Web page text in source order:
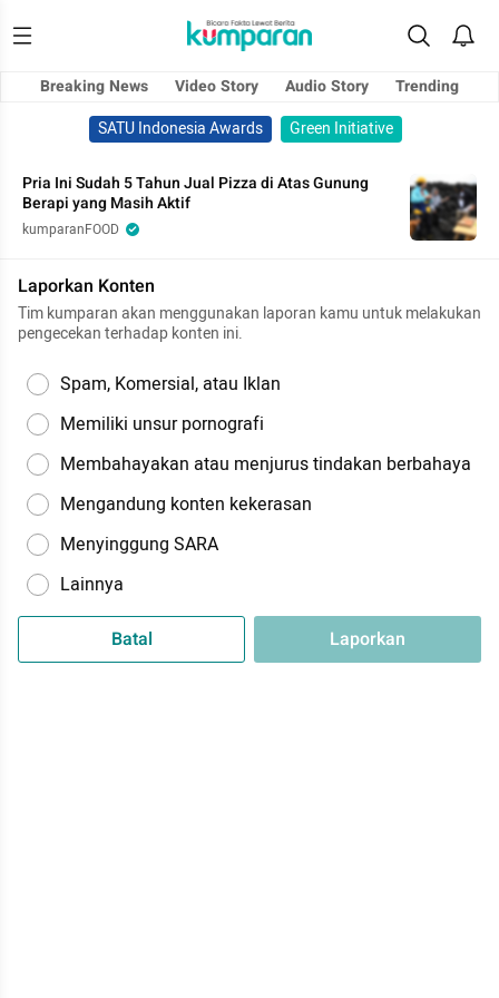
Breaking News Video Story Audio Story
Trending
SATU Indonesia Awards
Green Initiative
Pria Ini Sudah 5 Tahun Jual Pizza di Atas Gunung
Berapi yang Masih Aktif
kumparanFOOD
Laporkan Konten
Tim kumparan akan menggunakan laporan kamu untuk melakukan
pengecekan terhadap konten ini.
Spam, Komersial, atau Iklan
Memiliki unsur pornografi
Membahayakan atau menjurus tindakan berbahaya
Mengandung konten kekerasan
Menyinggung SARA
Lainnya
Batal Laporkan